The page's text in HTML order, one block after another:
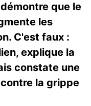
que le
les
C'est faux :
explique la
constate une
la grippe